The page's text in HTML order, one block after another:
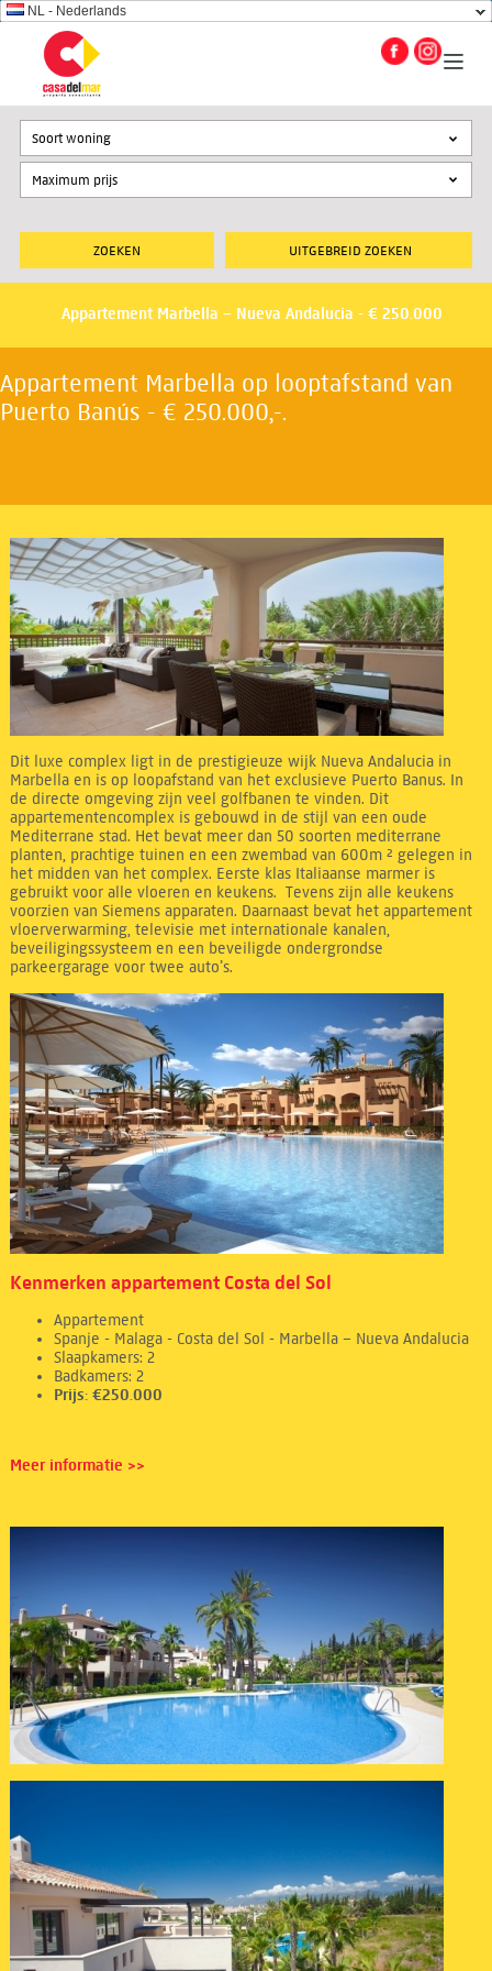
NL - Nederlands
UITGEBREID ZOEKEN
Soort woning
Appartement Marbella – Nueva Andalucia - € 250.000
Appartement Marbella op looptafstand van
Puerto Banús - € 250.000,-.
Dit luxe complex ligt in de prestigieuze wijk Nueva Andalucia in
Marbella en is op loopafstand van het exclusieve Puerto Banus. In
de directe omgeving zijn veel golfbanen te vinden. Dit
appartementencomplex is gebouwd in de stijl van een oude
Mediterrane stad. Het bevat meer dan 50 soorten mediterrane
planten, prachtige tuinen en een zwembad van 600m ² gelegen in
het midden van het complex. Eerste klas Italiaanse marmer is
gebruikt voor alle vloeren en keukens. Tevens zijn alle keukens
voorzien van Siemens apparaten. Daarnaast bevat het appartement
vloerverwarming, televisie met internationale kanalen,
beveiligingssysteem en een beveiligde ondergrondse
parkeergarage voor twee auto’s.
Kenmerken appartement Costa del Sol
Appartement
Spanje - Malaga - Costa del Sol - Marbella – Nueva Andalucia
Slaapkamers: 2
Badkamers: 2
Prijs: €250.000
Meer informatie >>